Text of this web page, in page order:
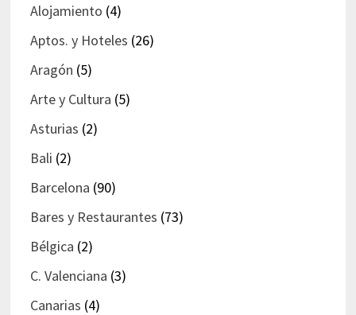
Alojamiento (4)
Aptos. y Hoteles (26)
Aragón (5)
Arte y Cultura (5)
Asturias (2)
Bali (2)
Barcelona (90)
Bares y Restaurantes (73)
Bélgica (2)
C. Valenciana (3)
Canarias (4)